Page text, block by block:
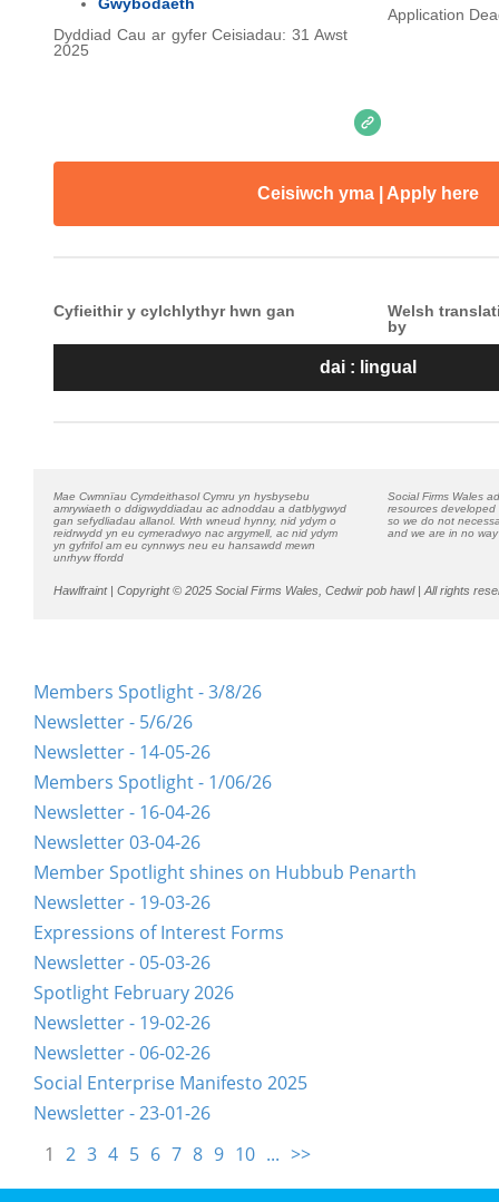
Gwybodaeth
Dyddiad Cau ar gyfer Ceisiadau: 31 Awst
2025
Application
Ceisiwch yma | Apply here
Cyfieithir y cylchlythyr hwn gan
Welsh
by
dai : lingual
Mae Cwmnïau Cymdeithasol Cymru yn hysbysebu
amrywiaeth o ddigwyddiadau ac adnoddau a datblygwyd
gan sefydliadau allanol. Wrth wneud hynny, nid ydym o
reidrwydd yn eu cymeradwyo nac argymell, ac nid ydym
yn gyfrifol am eu cynnwys neu eu hansawdd mewn
unrhyw ffordd
Social Firms Wales
resources
so we do not
and we are in no
Hawlfraint | Copyright © 2025 Social Firms Wales, Cedwir pob hawl | All rights
Members Spotlight - 3/8/26
Newsletter - 5/6/26
Newsletter - 14-05-26
Members Spotlight - 1/06/26
Newsletter - 16-04-26
Newsletter 03-04-26
Member Spotlight shines on Hubbub Penarth
Newsletter - 19-03-26
Expressions of Interest Forms
Newsletter - 05-03-26
Spotlight February 2026
Newsletter - 19-02-26
Newsletter - 06-02-26
Social Enterprise Manifesto 2025
Newsletter - 23-01-26
1 2 3 4 5 6 7 8 9 10 ... >>